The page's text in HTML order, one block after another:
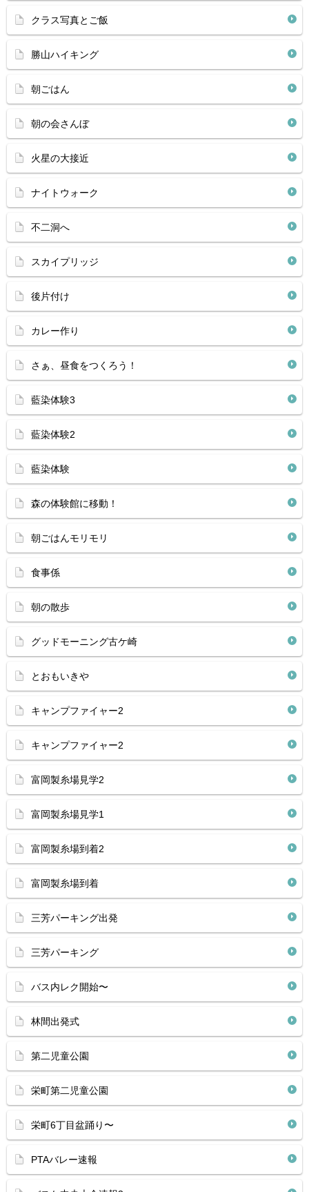
クラス写真とご飯
勝山ハイキング
朝ごはん
朝の会さんぼ
火星の大接近
ナイトウォーク
不二洞へ
スカイプリッジ
後片付け
カレー作り
さぁ、昼食をつくろう！
藍染体験3
藍染体験2
藍染体験
森の体験館に移動！
朝ごはんモリモリ
食事係
朝の散歩
グッドモーニング古ケ崎
とおもいきや
キャンプファイャー2
キャンプファイャー2
富岡製糸場見学2
富岡製糸場見学1
富岡製糸場到着2
富岡製糸場到着
三芳パーキング出発
三芳パーキング
バス内レク開始〜
林間出発式
第二児童公園
栄町第二児童公園
栄町6丁目盆踊り〜
PTAバレー速報